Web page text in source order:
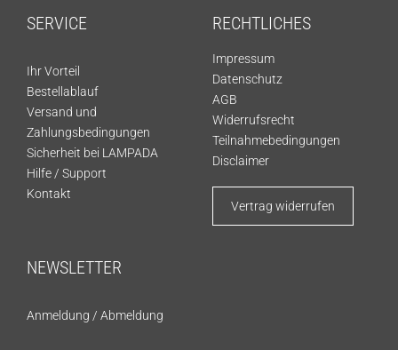
SERVICE
Ihr Vorteil
Bestellablauf
Versand und
Zahlungsbedingungen
Sicherheit bei LAMPADA
Hilfe / Support
Kontakt
RECHTLICHES
Impressum
Datenschutz
AGB
Widerrufsrecht
Teilnahmebedingungen
Disclaimer
Vertrag widerrufen
NEWSLETTER
Anmeldung / Abmeldung